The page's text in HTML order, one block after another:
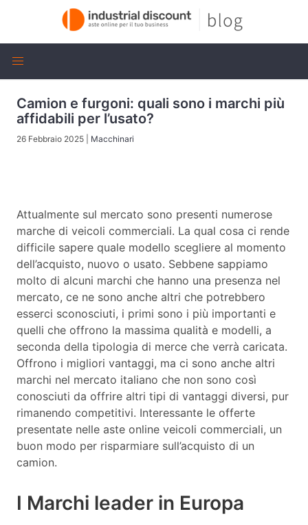
Camion e furgoni: quali sono i marchi più
affidabili per l’usato?
26 Febbraio 2025 Macchinari
Attualmente sul mercato sono presenti numerose
marche di veicoli commerciali. La qual cosa ci rende
difficile sapere quale modello scegliere al momento
dell’acquisto, nuovo o usato. Sebbene sappiamo
molto di alcuni marchi che hanno una presenza nel
mercato, ce ne sono anche altri che potrebbero
esserci sconosciuti, i primi sono i più importanti e
quelli che offrono la massima qualità e modelli, a
seconda della tipologia di merce che verrà caricata.
Offrono i migliori vantaggi, ma ci sono anche altri
marchi nel mercato italiano che non sono così
conosciuti da offrire altri tipi di vantaggi diversi, pur
rimanendo competitivi. Interessante le offerte
presentate nelle aste online veicoli commerciali, un
buon modo per risparmiare sull’acquisto di un
camion.
I Marchi leader in Europa